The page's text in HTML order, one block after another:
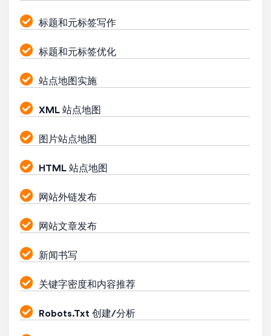
标题和元标签写作
标题和元标签优化
站点地图实施
XML 站点地图
图片站点地图
HTML 站点地图
网站外链发布
网站文章发布
新闻书写
关键字密度和内容推荐
Robots.Txt 创建/分析